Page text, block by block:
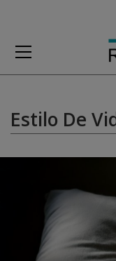
Estilo De